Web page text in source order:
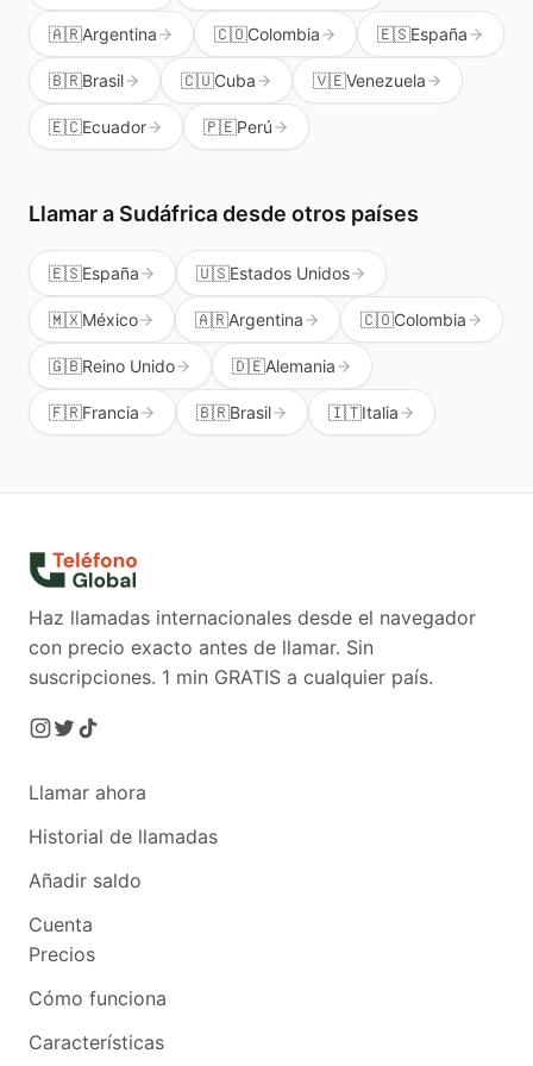
🇦🇷Argentina 🇨🇴Colombia 🇪🇸España
🇧🇷Brasil 🇨🇺Cuba 🇻🇪Venezuela
🇪🇨Ecuador 🇵🇪Perú
Llamar a Sudáfricadesde otros países
🇪🇸España 🇺🇸Estados Unidos
🇲🇽México 🇦🇷Argentina 🇨🇴Colombia
🇬🇧Reino Unido 🇩🇪Alemania
🇫🇷Francia 🇧🇷Brasil 🇮🇹Italia
Haz llamadas internacionales desde el navegador
con precio exacto antes de llamar. Sin
suscripciones. 1 min GRATIS a cualquier país.
Llamar ahora
Historial de llamadas
Añadir saldo
Cuenta
Precios
Cómo funciona
Características